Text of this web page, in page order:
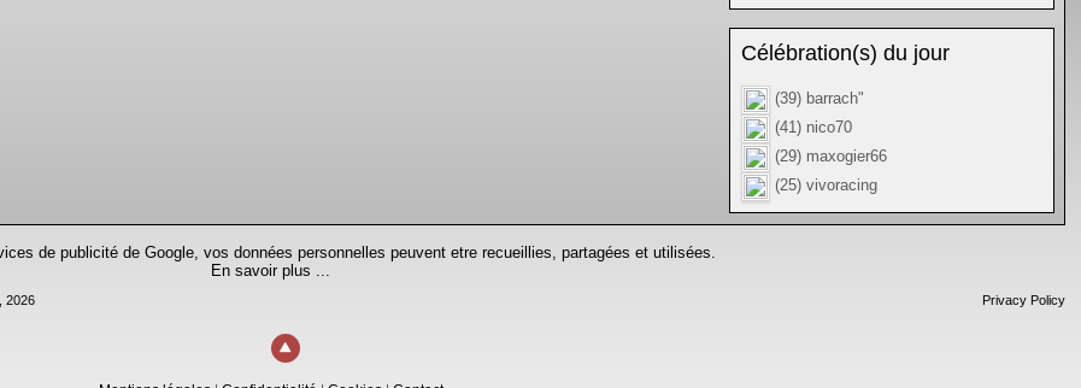
Célébration(s) du jour
(39) barrach"
(41) nico70
(29) maxogier66
(25) vivoracing
de publicité de Google, vos données personnelles peuvent etre recueillies, partagées et utilisées.
En savoir plus ...
2026 Privacy Policy